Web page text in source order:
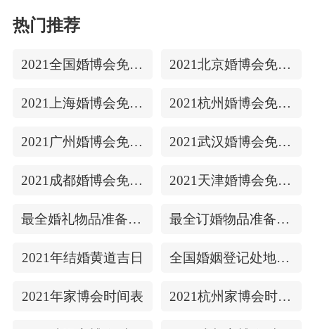
热门推荐
2021全国婚博会免费门票 2021北京婚博会免费门票
2021上海婚博会免费门票 2021杭州婚博会免费门票
2021广州婚博会免费门票 2021武汉婚博会免费门票
2021成都婚博会免费门票 2021天津婚博会免费门票
最全婚礼物品准备清单 最全订婚物品准备清单
2021年结婚黄道吉日 全国婚姻登记处地址/上下时间
2021年家博会时间表 2021杭州家博会时间表